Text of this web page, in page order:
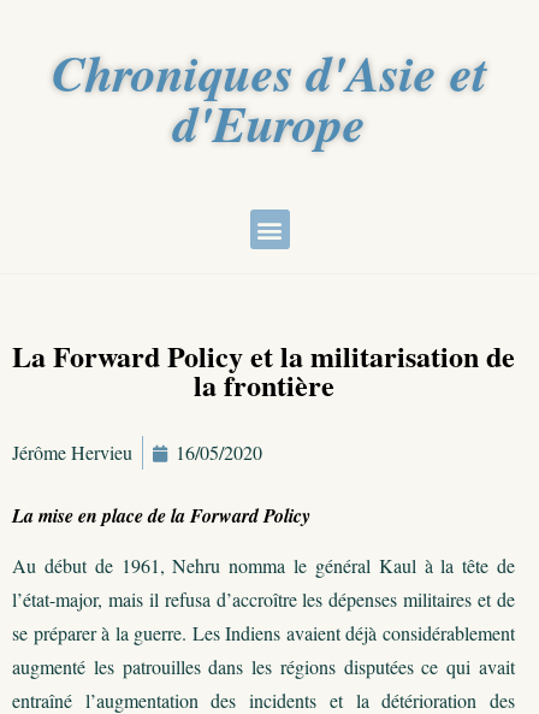
Chroniques d'Asie et
d'Europe
La Forward Policy et la militarisation de
la frontière
Jérôme Hervieu 16/05/2020
La mise en place de la Forward Policy
Au début de 1961, Nehru nomma le général Kaul à la tête de
l’état-major, mais il refusa d’accroître les dépenses militaires et de
se préparer à la guerre. Les Indiens avaient déjà considérablement
augmenté les patrouilles dans les régions disputées ce qui avait
entraîné l’augmentation des incidents et la détérioration des